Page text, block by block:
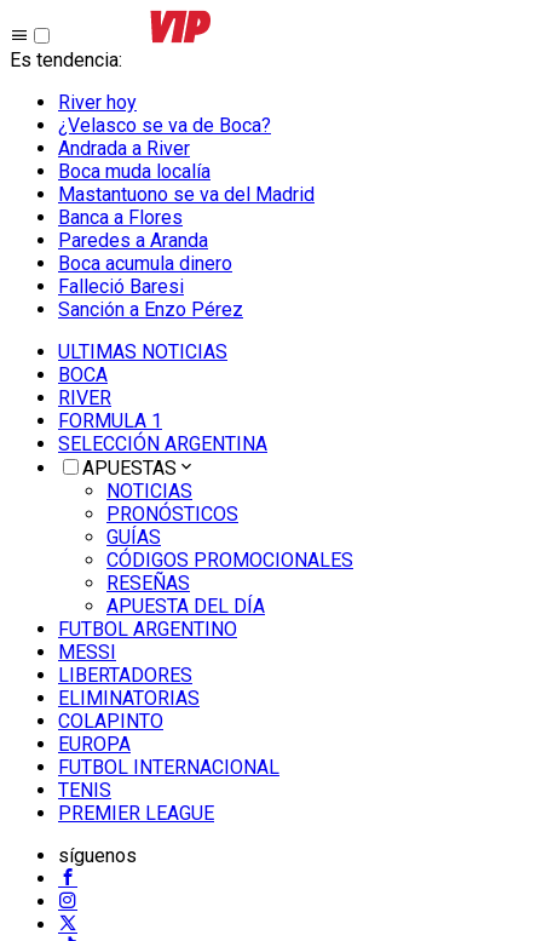
Es tendencia:
River hoy
¿Velasco se va de Boca?
Andrada a River
Boca muda localía
Mastantuono se va del Madrid
Banca a Flores
Paredes a Aranda
Boca acumula dinero
Falleció Baresi
Sanción a Enzo Pérez
ULTIMAS NOTICIAS
BOCA
RIVER
FORMULA 1
SELECCIÓN ARGENTINA
APUESTAS
NOTICIAS
PRONÓSTICOS
GUÍAS
CÓDIGOS PROMOCIONALES
RESEÑAS
APUESTA DEL DÍA
FUTBOL ARGENTINO
MESSI
LIBERTADORES
ELIMINATORIAS
COLAPINTO
EUROPA
FUTBOL INTERNACIONAL
TENIS
PREMIER LEAGUE
síguenos